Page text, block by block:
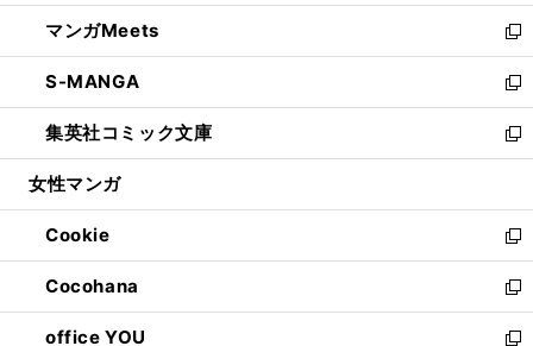
開
く
ウ
で
開
く
ン
ド
ウ
で
開
く
ウ
ィ
ン
ド
ウ
で
開
し
い
ウ
ィ
ン
ド
ウ
開
く
マンガMeets
新
し
い
ウ
ィ
ン
ウ
で
開
く
S-MANGA
新
し
い
ウ
ン
ド
ウ
で
開
く
集英社コミック文庫
新
し
ウ
ィ
ン
ド
ウ
で
女性マンガ
Cookie
新
し
い
ウ
ィ
Cocohana
新
し
い
office YOU